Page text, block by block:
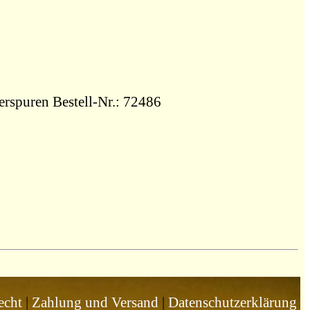
Bestell-Nr.: 72486
| Zahlung und Versand| Datenschutzerklärung